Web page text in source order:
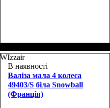
55х39х22
WIzzair
В наявності
Валіза мала 4 колеса
49403/S біла Snowball
(Франція)